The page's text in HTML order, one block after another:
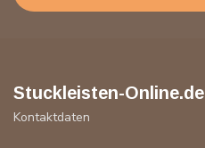
Stuckleisten-Online.de
Kontaktdaten